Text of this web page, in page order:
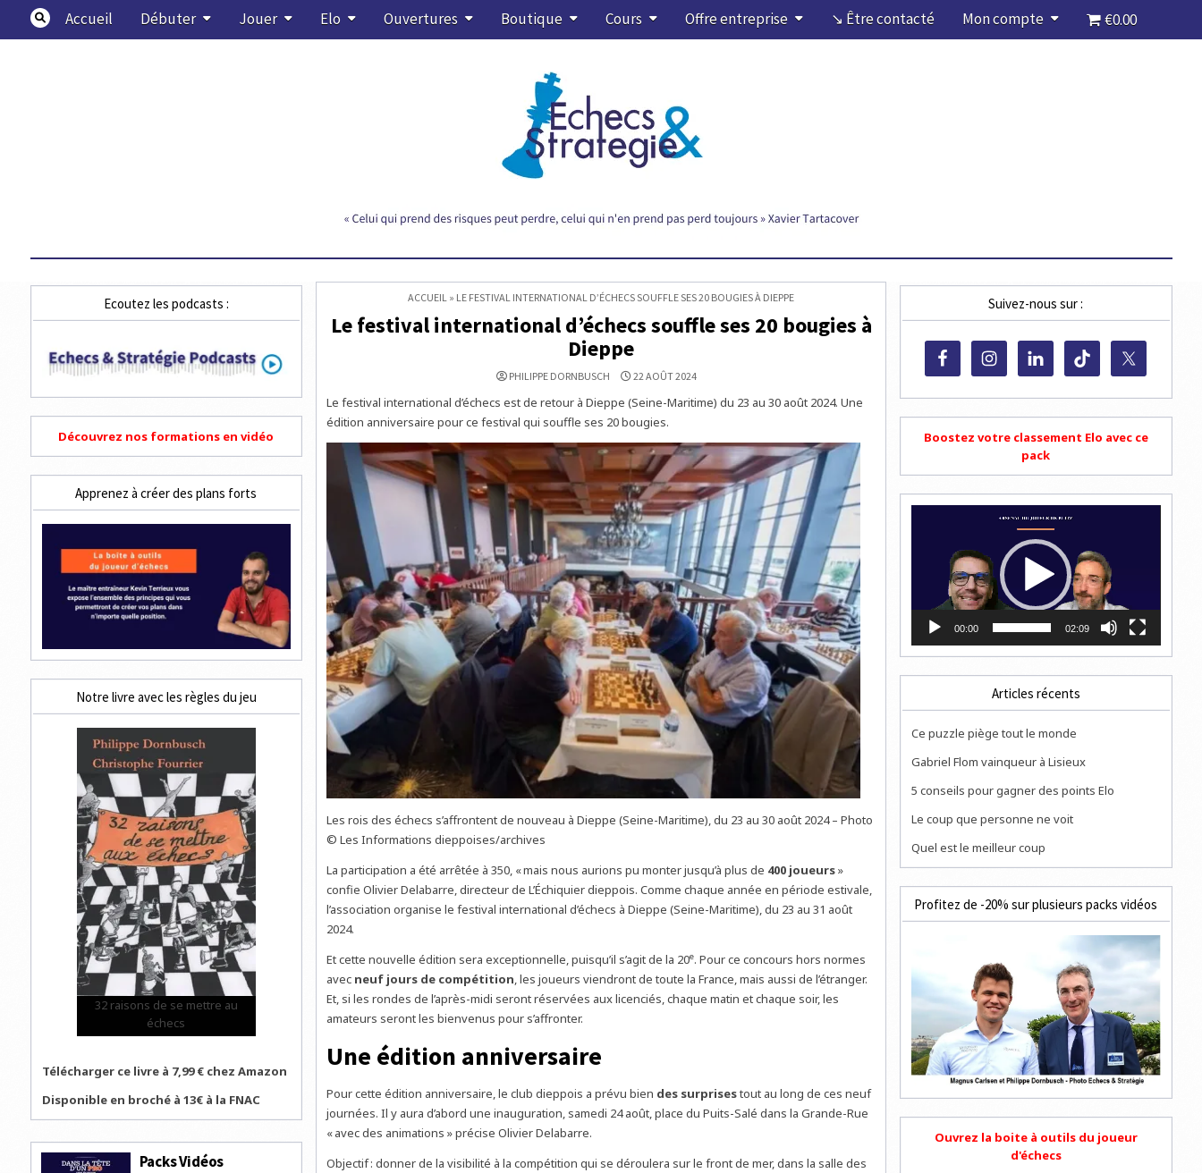
content
Accueil Débuter Jouer Elo Ouvertures Boutique Cours Offre entreprise ↘ Être contacté Mon compte €0.00
ACCUEIL » LE FESTIVAL INTERNATIONAL D’ÉCHECS SOUFFLE SES 20 BOUGIES À DIEPPE
Le festival international d’échecs souffle ses 20 bougies à
Dieppe
PHILIPPE DORNBUSCH 22 AOÛT 2024
Le festival international d’échecs est de retour à Dieppe (Seine-Maritime) du 23 au 30 août 2024. Une
édition anniversaire pour ce festival qui souffle ses 20 bougies.
Les rois des échecs s’affrontent de nouveau à Dieppe (Seine-Maritime), du 23 au 30 août 2024 – Photo
© Les Informations dieppoises/archives
La participation a été arrêtée à 350, « mais nous aurions pu monter jusqu’à plus de 400 joueurs»
confie Olivier Delabarre, directeur de L’Échiquier dieppois. Comme chaque année en période estivale,
l’association organise le festival international d’échecs à Dieppe (Seine-Maritime), du 23 au 31 août
2024.
Et cette nouvelle édition sera exceptionnelle, puisqu’il s’agit de la 20e. Pour ce concours hors normes
avec neuf jours de compétition, les joueurs viendront de toute la France, mais aussi de l’étranger.
Et, si les rondes de l’après-midi seront réservées aux licenciés, chaque matin et chaque soir, les
amateurs seront les bienvenus pour s’affronter.
Une édition anniversaire
Pour cette édition anniversaire, le club dieppois a prévu bien des surprisestout au long de ces neuf
journées. Il y aura d’abord une inauguration, samedi 24 août, place du Puits-Salé dans la Grande-Rue
« avec des animations » précise Olivier Delabarre.
Objectif : donner de la visibilité à la compétition qui se déroulera sur le front de mer, dans la salle des
Ecoutez les podcasts :
Découvrez nos formations en vidéo
Apprenez à créer des plans forts
Notre livre avec les règles du jeu
32 raisons de se mettre au
échecs
Télécharger ce livre à 7,99 € chez Amazon
Disponible en broché à 13€ à la FNAC
Packs Vidéos
Suivez-nous sur :
Boostez votre classement Elo avec ce
pack
00:00 02:09
Articles récents
Ce puzzle piège tout le monde
Gabriel Flom vainqueur à Lisieux
5 conseils pour gagner des points Elo
Le coup que personne ne voit
Quel est le meilleur coup
Profitez de -20% sur plusieurs packs vidéos
Ouvrez la boite à outils du joueur
d'échecs